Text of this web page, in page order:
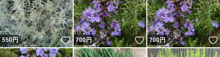
550円 いいね！
700円 いいね！
700円